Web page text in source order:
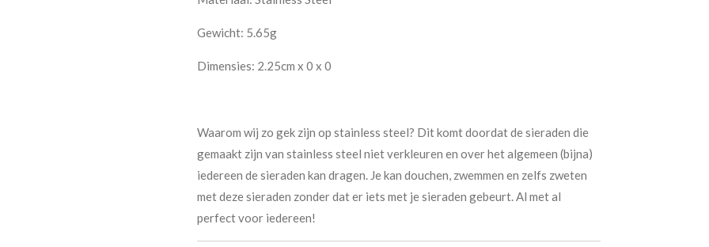
Gewicht: 5.65g
Dimensies: 2.25cm x 0 x 0
Waarom wij zo gek zijn op stainless steel? Dit komt doordat de sieraden die
gemaakt zijn van stainless steel niet verkleuren en over het algemeen (bijna)
iedereen de sieraden kan dragen. Je kan douchen, zwemmen en zelfs zweten
met deze sieraden zonder dat er iets met je sieraden gebeurt. Al met al
perfect voor iedereen!